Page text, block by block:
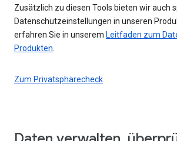
Zusätzlich zu diesen Tools bieten wir auch
Datenschutzeinstellungen in unseren
erfahren Sie in unserem Leitfaden zum
Produkten
Zum Privatsphärecheck